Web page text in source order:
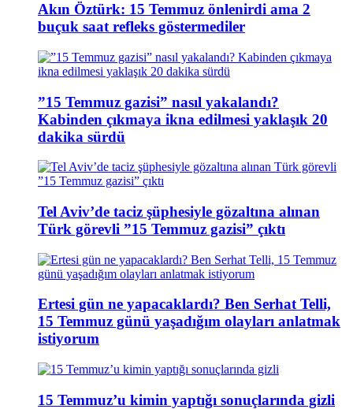
Akın Öztürk: 15 Temmuz önlenirdi ama 2
buçuk saat refleks göstermediler
”15 Temmuz gazisi” nasıl yakalandı?
Kabinden çıkmaya ikna edilmesi yaklaşık 20
dakika sürdü
Tel Aviv’de taciz şüphesiyle gözaltına alınan
Türk görevli ”15 Temmuz gazisi” çıktı
Ertesi gün ne yapacaklardı? Ben Serhat Telli,
15 Temmuz günü yaşadığım olayları anlatmak
istiyorum
15 Temmuz’u kimin yaptığı sonuçlarında gizli